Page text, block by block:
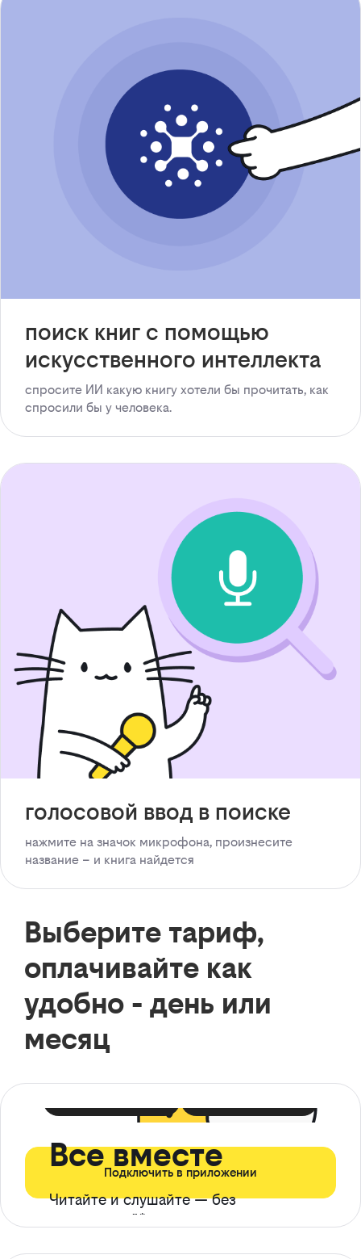
поиск книг с помощью
искусственного интеллекта
спросите ИИ какую книгу хотели бы прочитать, как
спросили бы у человека.
голосовой ввод в поиске
нажмите на значок микрофона, произнесите
название – и книга найдется
Выберите тариф,
оплачивайте как
удобно - день или
месяц
Все вместе
Читайте и слушайте — без
ограничений*
Подключить в приложении